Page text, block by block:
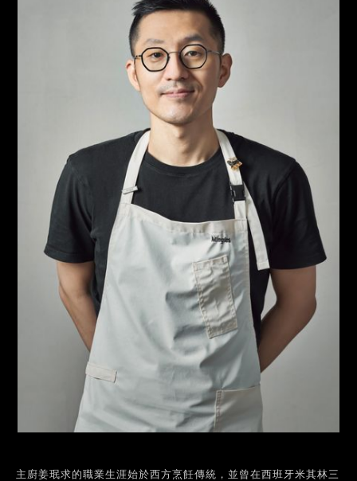
主廚姜珉求的職業生涯始於西方烹飪傳統，並曾在西班牙米其林三